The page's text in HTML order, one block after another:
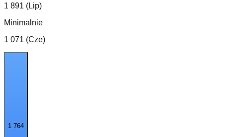
1 891 (Lip)
Minimalnie
1 071 (Cze)
1 764